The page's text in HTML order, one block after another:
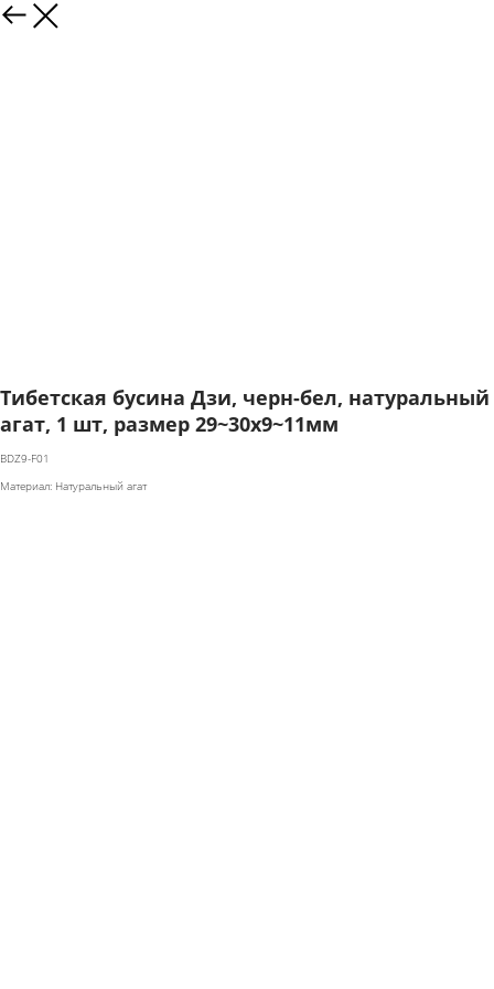
Тибетская бусина Дзи, черн-бел, натуральный
агат, 1 шт, размер 29~30x9~11мм
BDZ9-F01
Материал: Натуральный агат